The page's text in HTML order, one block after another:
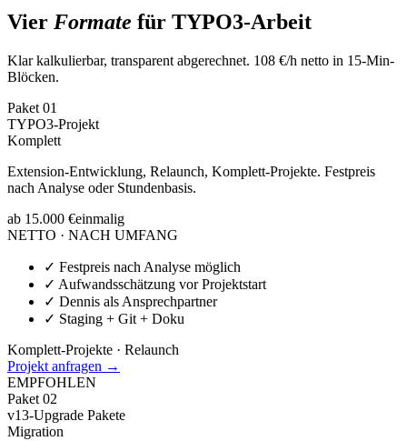
Vier Formate für TYPO3-Arbeit
Klar kalkulierbar, transparent abgerechnet. 108 €/h netto in 15-Min-
Blöcken.
Paket 01
TYPO3-Projekt
Komplett
Extension-Entwicklung, Relaunch, Komplett-Projekte. Festpreis
nach Analyse oder Stundenbasis.
ab 15.000 €einmalig
NETTO · NACH UMFANG
✓ Festpreis nach Analyse möglich
✓ Aufwandsschätzung vor Projektstart
✓ Dennis als Ansprechpartner
✓ Staging + Git + Doku
Komplett-Projekte · Relaunch
Projekt anfragen →
EMPFOHLEN
Paket 02
v13-Upgrade Pakete
Migration